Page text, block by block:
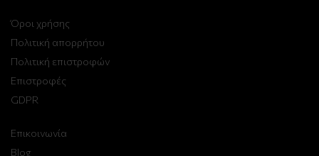
Όροι χρήσης
Πολιτική απορρήτου
Πολιτική επιστροφών
Επιστροφές
GDPR
Επικοινωνία
Blog